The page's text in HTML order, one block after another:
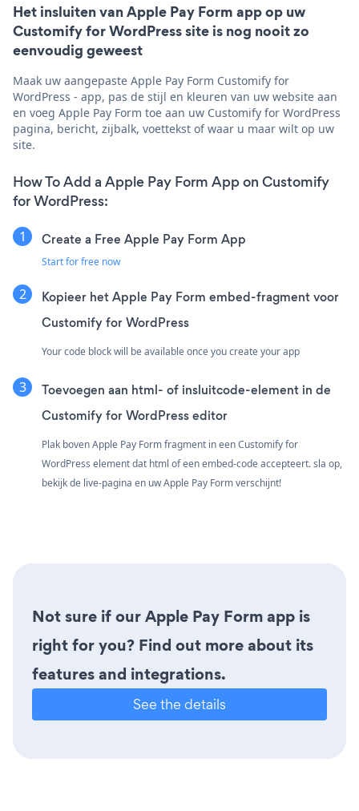
Het insluiten van Apple Pay Form app op uw
Customify for WordPress site is nog nooit zo
eenvoudig geweest
Maak uw aangepaste Apple Pay Form Customify for
WordPress - app, pas de stijl en kleuren van uw website aan
en voeg Apple Pay Form toe aan uw Customify for WordPress
pagina, bericht, zijbalk, voettekst of waar u maar wilt op uw
site.
How To Add a Apple Pay Form App on Customify
for WordPress:
Create a Free Apple Pay Form App
Start for free now
Kopieer het Apple Pay Form embed-fragment voor
Customify for WordPress
Your code block will be available once you create your app
Toevoegen aan html- of insluitcode-element in de
Customify for WordPress editor
Plak boven Apple Pay Form fragment in een Customify for
WordPress element dat html of een embed-code accepteert. sla op,
bekijk de live-pagina en uw Apple Pay Form verschijnt!
Not sure if our Apple Pay Form app is
right for you? Find out more about its
features and integrations.
See the details